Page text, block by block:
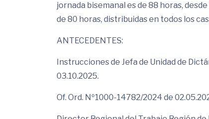
jornada bisemanal es de 88 horas,
de 80 horas, distribuidas en todos los
ANTECEDENTES:
Instrucciones de Jefa de Unidad de
03.10.2025.
Of. Ord. Nº1000-14782/2024 de